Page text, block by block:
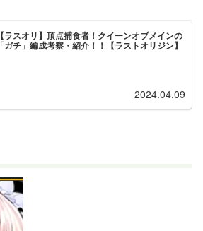
【ラスオリ】頂点捕食者！クイーンオブメインの
「ガチ」編成考察・紹介！！【ラストオリジン】
2024.04.09